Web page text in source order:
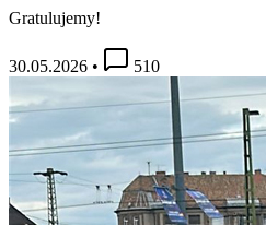
Gratulujemy!
30.05.2026 • 510